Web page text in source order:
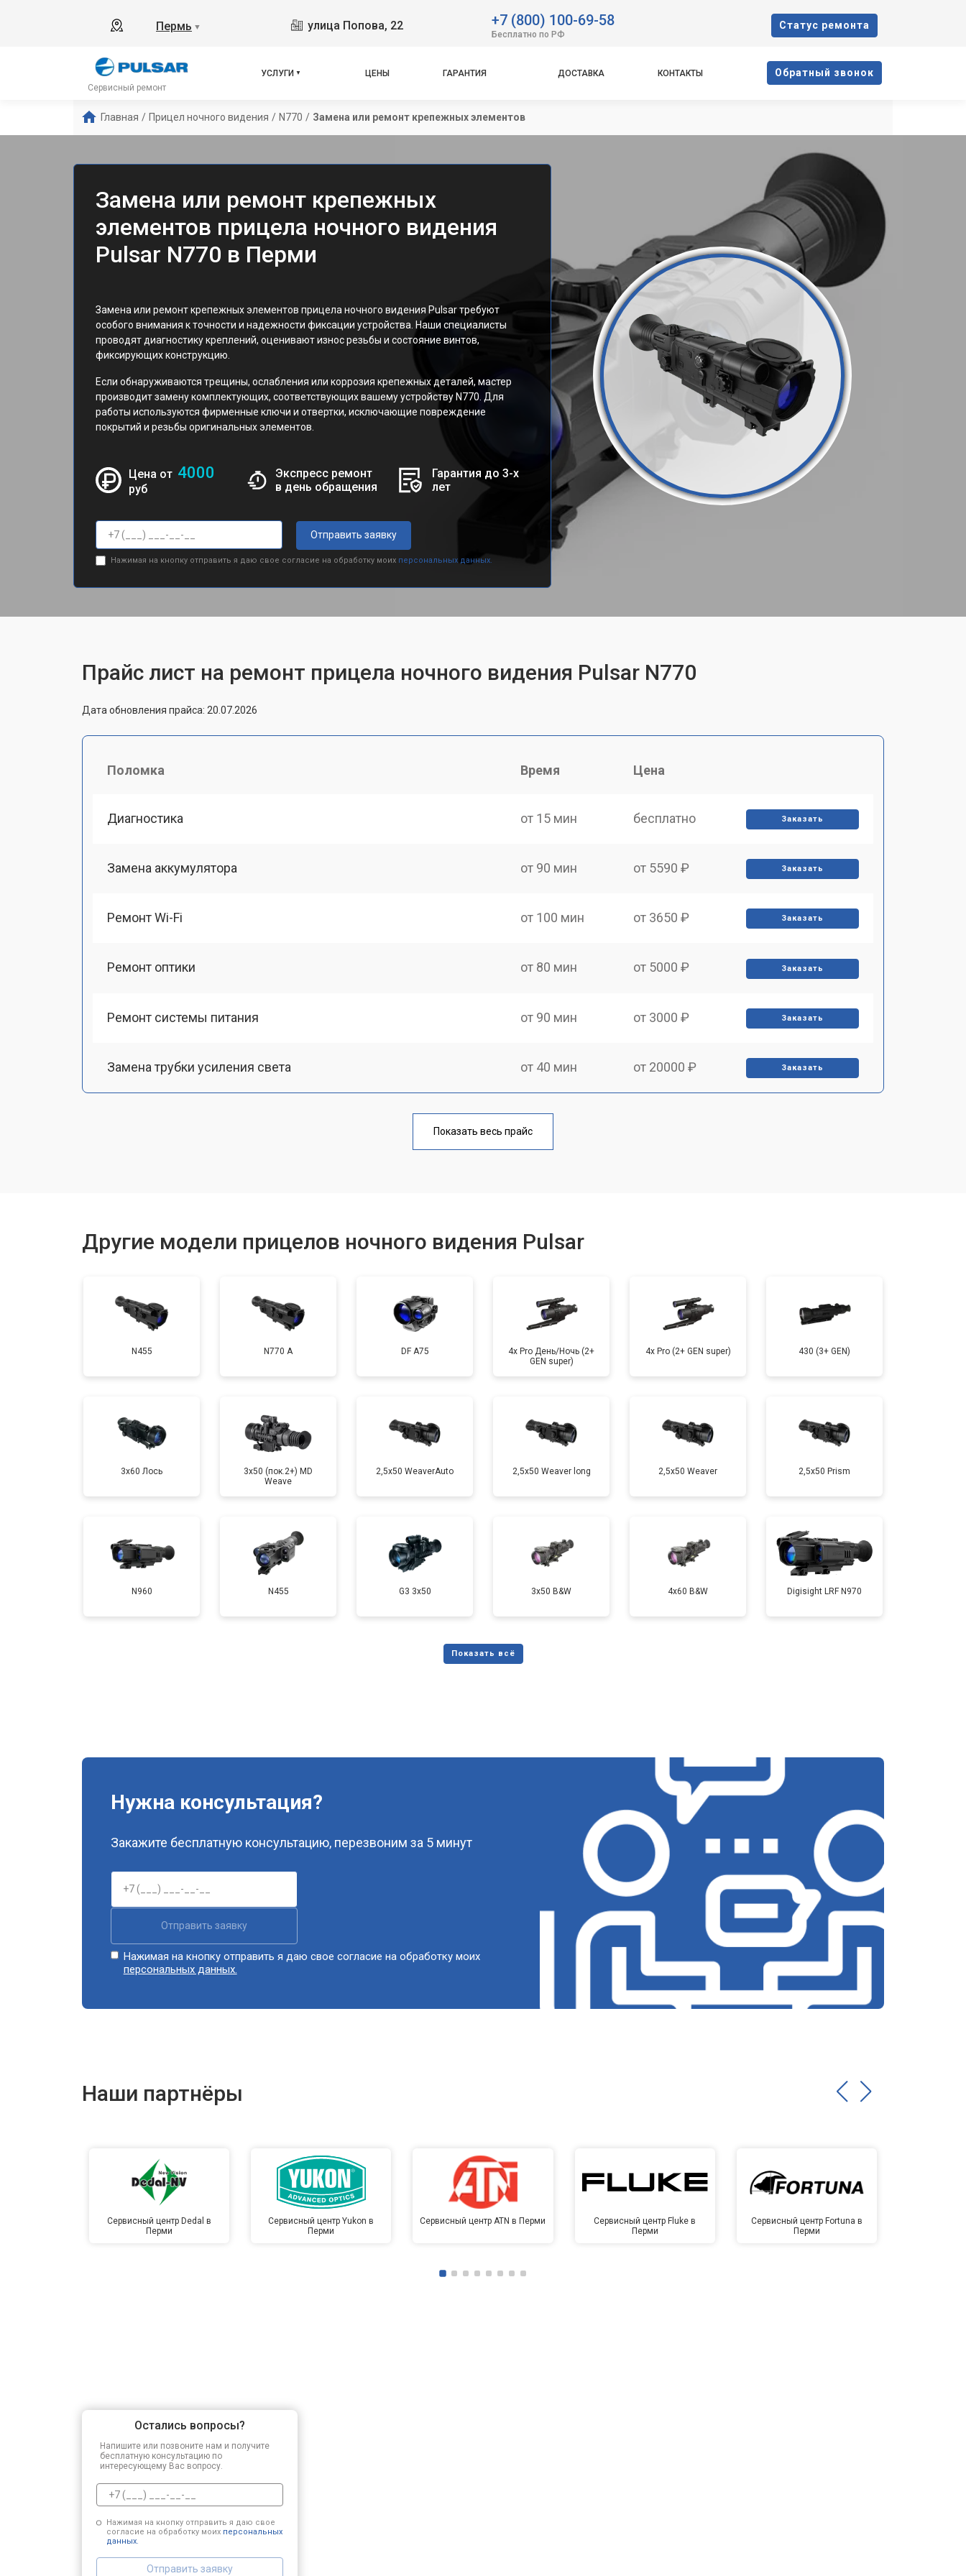
Пермь ▼ улица Попова, 22 +7 (800) 100-69-58
Бесплатно по РФ
Cтатус ремонта
Сервисный ремонт
УСЛУГИ ЦЕНЫ ГАРАНТИЯ ДОСТАВКА КОНТАКТЫ Oбратный звонок
Главная / Прицел ночного видения / N770 / Замена или ремонт крепежных элементов
Замена или ремонт крепежных
элементов прицела ночного видения
Pulsar N770 в Перми
Замена или ремонт крепежных элементов прицела ночного видения Pulsar требуют
особого внимания к точности и надежности фиксации устройства. Наши специалисты
проводят диагностику креплений, оценивают износ резьбы и состояние винтов,
фиксирующих конструкцию.
Если обнаруживаются трещины, ослабления или коррозия крепежных деталей, мастер
производит замену комплектующих, соответствующих вашему устройству N770. Для
работы используются фирменные ключи и отвертки, исключающие повреждение
покрытий и резьбы оригинальных элементов.
Цена от 4000
руб
Экспресс ремонт
в день обращения
Гарантия до 3-х
лет
Отправить заявку
Нажимая на кнопку отправить я даю свое согласие на обработку моих персональных данных.
Прайс лист на ремонт прицела ночного видения Pulsar N770
Дата обновления прайса: 20.07.2026
Поломка Время Цена
Диагностика от 15 мин бесплатно Заказать
Замена аккумулятора от 90 мин от 5590 ₽ Заказать
Ремонт Wi-Fi от 100 мин от 3650 ₽ Заказать
Ремонт оптики от 80 мин от 5000 ₽ Заказать
Ремонт системы питания от 90 мин от 3000 ₽ Заказать
Замена трубки усиления света от 40 мин от 20000 ₽ Заказать
от 100 мин
Показать весь прайс
Другие модели прицелов ночного видения Pulsar
N455 N770 А DF A75
4x Pro День/Ночь (2+
GEN super)
4x Pro (2+ GEN super) 430 (3+ GEN)
3x60 Лось
3x50 (пок.2+) MD
Weave
2,5x50 WeaverAuto 2,5x50 Weaver long 2,5x50 Weaver 2,5x50 Prism
N960 N455 G3 3x50 3x50 B&W 4x60 B&W Digisight LRF N970
Нужна консультация?
Закажите бесплатную консультацию, перезвоним за 5 минут
Отправить заявку
Нажимая на кнопку отправить я даю свое согласие на обработку моих
персональных данных.
Наши партнёры
Сервисный центр Dedal в
Перми
Сервисный центр Yukon в
Перми
Сервисный центр ATN в Перми
Сервисный центр Fluke в
Перми
Сервисный центр Fortuna в
Перми
Остались вопросы?
Напишите или позвоните нам и получите
бесплатную консультацию по
интересующему Вас вопросу.
Нажимая на кнопку отправить я даю свое
согласие на обработку моих персональных
данных.
Отправить заявку